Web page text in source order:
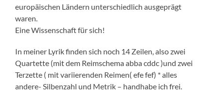
europäischen Ländern unterschiedlich ausgeprägt
waren.
Eine Wissenschaft für sich!
In meiner Lyrik finden sich noch 14 Zeilen, also zwei
Quartette (mit dem Reimschema abba cddc )und zwei
Terzette ( mit variierenden Reimen( efe fef) * alles
andere- Silbenzahl und Metrik – handhabe ich frei.